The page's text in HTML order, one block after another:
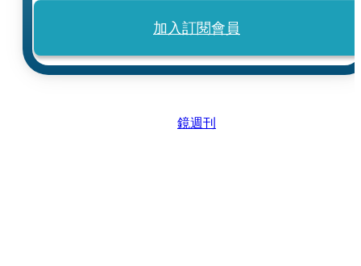
加入訂閱會員
鏡週刊